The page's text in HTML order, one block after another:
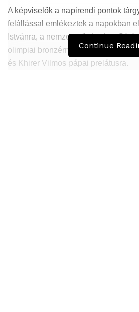
A képviselők a napirendi pontok
felállással emlékeztek a napokban
Istvánra, a nemzet művészére;
olimpiai bronzérmes, 62-szeres
és Khirer Vilmos pápai prelátusra.
Continue